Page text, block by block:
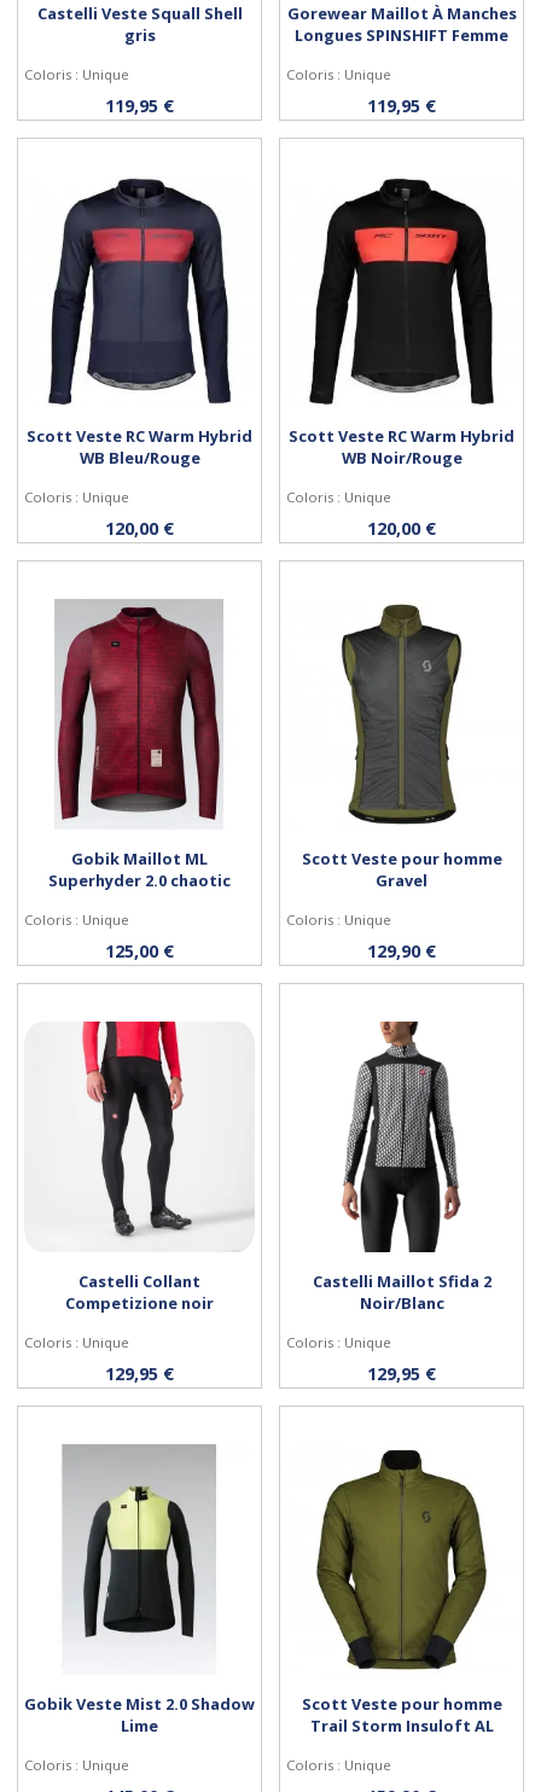
Personnaliser
Castelli Veste Squall Shell
gris
Coloris : Unique
119,95 € Personnaliser
Gorewear Maillot À Manches
Longues SPINSHIFT Femme
Coloris : Unique
119,95 €
Personnaliser
Scott Veste RC Warm Hybrid
WB Bleu/Rouge
Coloris : Unique
120,00 € Personnaliser
Scott Veste RC Warm Hybrid
WB Noir/Rouge
Coloris : Unique
120,00 €
Personnaliser
Gobik Maillot ML
Superhyder 2.0 chaotic
Coloris : Unique
125,00 € Personnaliser
Scott Veste pour homme
Gravel
Coloris : Unique
129,90 €
Personnaliser
Castelli Collant
Competizione noir
Coloris : Unique
129,95 € Personnaliser
Castelli Maillot Sfida 2
Noir/Blanc
Coloris : Unique
129,95 €
Gobik Veste Mist 2.0 Shadow
Lime
Coloris : Unique
Scott Veste pour homme
Trail Storm Insuloft AL
Coloris : Unique